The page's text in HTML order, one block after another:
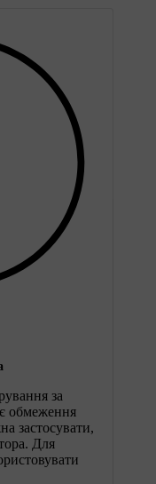
за
обмеження
застосувати,
Для